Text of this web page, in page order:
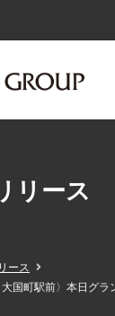
リース
ース
国町駅前〉本日グラ